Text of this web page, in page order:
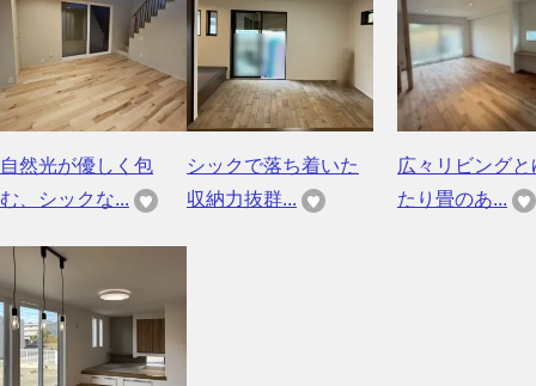
自然光が優しく包
む、シックな...
シックで落ち着いた
収納力抜群...
広々リビングと
たり畳のあ...